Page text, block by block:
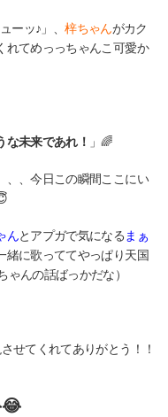
ーッ♪」、梓ちゃんがカク
てめっっちゃんこ可愛か
な未来であれ！ 」🌈
、、今日この瞬間ここにい
んとアプガで気になる まぁ
緒に歌っててやっぱり天国
んの話ばっかだな）
せてくれてありがとう！！